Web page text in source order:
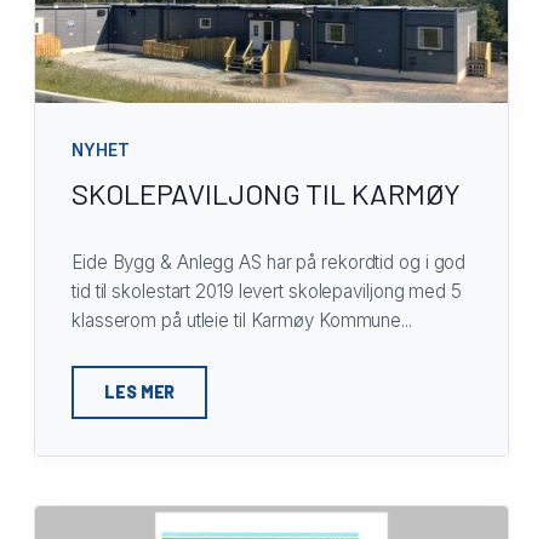
NYHET
SKOLEPAVILJONG TIL KARMØY
Eide Bygg & Anlegg AS har på rekordtid og i god
tid til skolestart 2019 levert skolepaviljong med 5
klasserom på utleie til Karmøy Kommune...
LES MER